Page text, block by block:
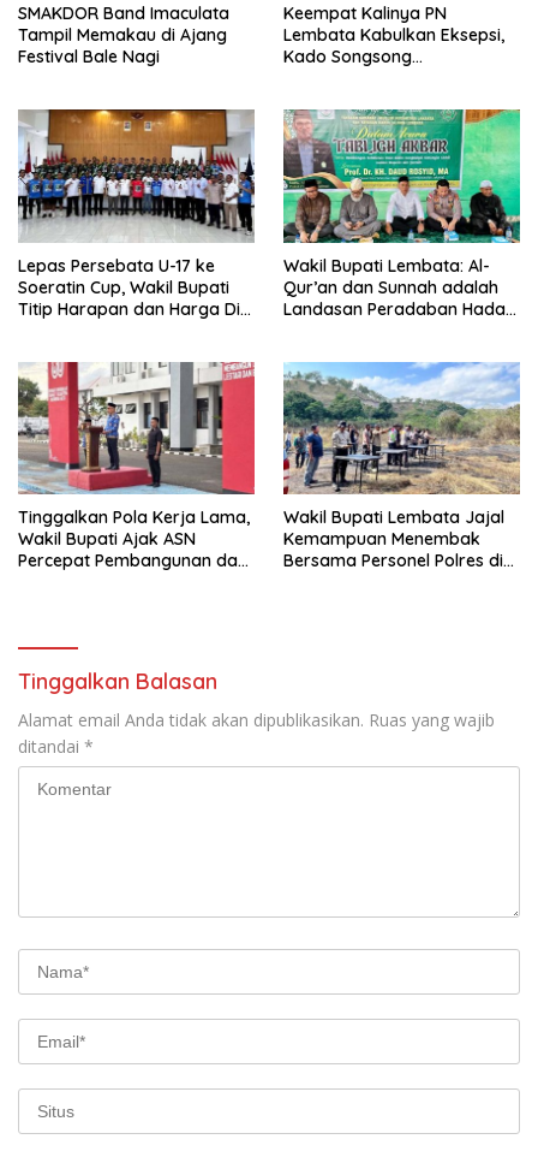
SMAKDOR Band Imaculata
Tampil Memakau di Ajang
Festival Bale Nagi
Keempat Kalinya PN
Lembata Kabulkan Eksepsi,
Kado Songsong
Lepas Persebata U-17 ke
Soeratin Cup, Wakil Bupati
Titip Harapan dan Harga Diri
Wakil Bupati Lembata: Al-
Qur’an dan Sunnah adalah
Landasan Peradaban Hadapi
Tinggalkan Pola Kerja Lama,
Wakil Bupati Ajak ASN
Percepat Pembangunan dan
Wakil Bupati Lembata Jajal
Kemampuan Menembak
Bersama Personel Polres di
Tinggalkan Balasan
Alamat email Anda tidak akan dipublikasikan. Ruas yang wajib
ditandai *